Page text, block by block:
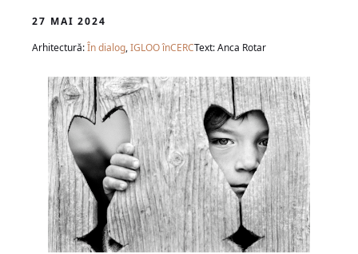
27 MAI 2024
Arhitectură:În dialog,IGLOO înCERCText: Anca Rotar